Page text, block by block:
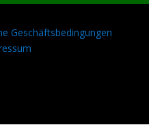
Geschäftsbedingungen